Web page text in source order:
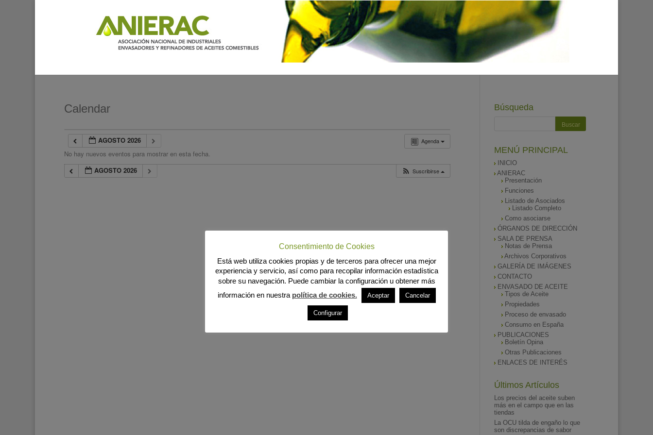
Calendar
Agenda
AGOSTO 2026
No hay nuevos eventos para mostrar en esta fecha.
AGOSTO 2026
Suscribirse
Búsqueda
MENÚ PRINCIPAL
INICIO
ANIERAC
Presentación
Funciones
Listado de Asociados
Listado Completo
Como asociarse
ÓRGANOS DE DIRECCIÓN
SALA DE PRENSA
Notas de Prensa
Archivos Corporativos
GALERÍA DE IMÁGENES
CONTACTO
ENVASADO DE ACEITE
Tipos de Aceite
Propiedades
Proceso de envasado
Consumo en España
PUBLICACIONES
Boletín Opina
Otras Publicaciones
ENLACES DE INTERÉS
Últimos Artículos
Los precios del aceite suben
más en el campo que en las
tiendas
La OCU tilda de engaño lo que
son discrepancias de sabor
Consentimiento de Cookies
Está web utiliza cookies propias y de terceros para ofrecer una mejor
experiencia y servicio, así como para recopilar información estadística
sobre su navegación. Puede cambiar la configuración u obtener más
información en nuestra política de cookies. Aceptar Cancelar
Configurar